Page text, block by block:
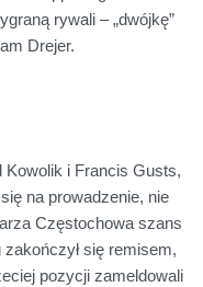
rywali – „dwójkę”
Drejer.
Kowolik i Francis Gusts,
na prowadzenie, nie
Częstochowa szans
się remisem,
pozycji zameldowali